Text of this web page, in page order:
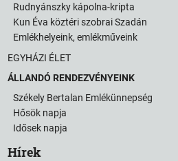
Rudnyánszky kápolna-kripta
Kun Éva köztéri szobrai Szadán
Emlékhelyeink, emlékműveink
EGYHÁZI ÉLET
ÁLLANDÓ RENDEZVÉNYEINK
Székely Bertalan Emlékünnepség
Hősök napja
Idősek napja
Hírek